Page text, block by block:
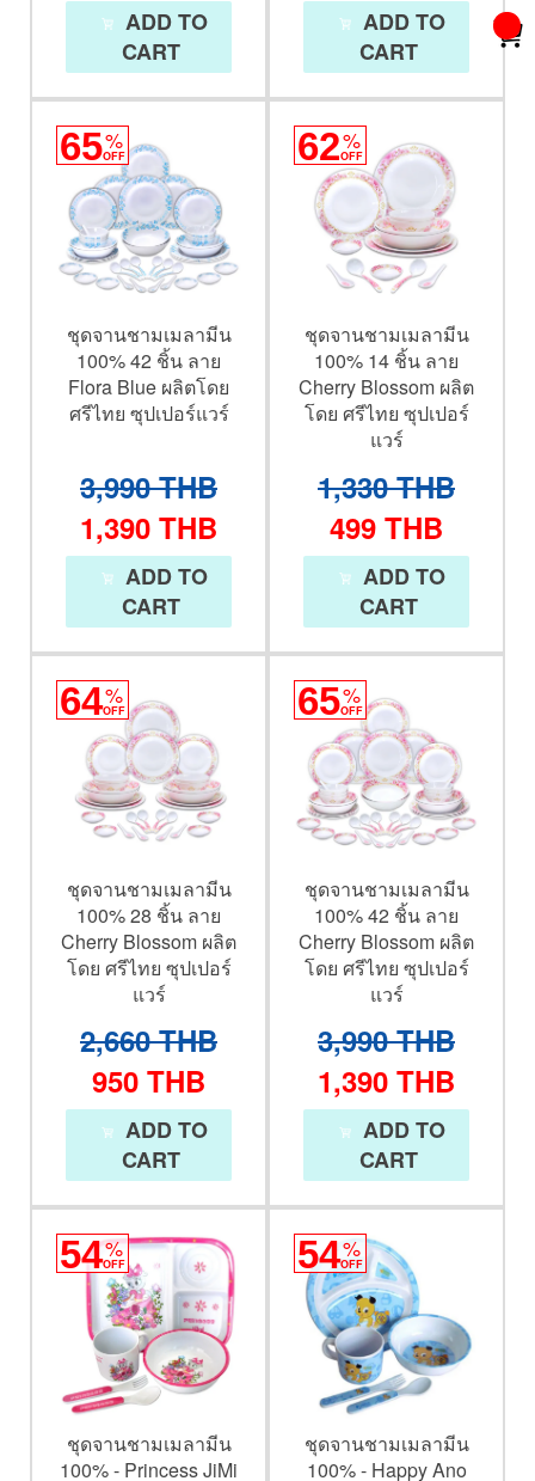
ADD TO
CART
ADD TO
CART
65%
OFF
ชุดจานชามเมลามีน
100% 42 ชิ้น ลาย
Flora Blue ผลิตโดย
ศรีไทย ซุปเปอร์แวร์
3,990 THB
1,390 THB
ADD TO
CART
62%
OFF
ชุดจานชามเมลามีน
100% 14 ชิ้น ลาย
Cherry Blossom ผลิต
โดย ศรีไทย ซุปเปอร์
แวร์
1,330 THB
499 THB
ADD TO
CART
64%
OFF
ชุดจานชามเมลามีน
100% 28 ชิ้น ลาย
Cherry Blossom ผลิต
โดย ศรีไทย ซุปเปอร์
แวร์
2,660 THB
950 THB
ADD TO
CART
65%
OFF
ชุดจานชามเมลามีน
100% 42 ชิ้น ลาย
Cherry Blossom ผลิต
โดย ศรีไทย ซุปเปอร์
แวร์
3,990 THB
1,390 THB
ADD TO
CART
54%
OFF
ชุดจานชามเมลามีน
100% - Princess JiMi
54%
OFF
ชุดจานชามเมลามีน
100% - Happy Ano